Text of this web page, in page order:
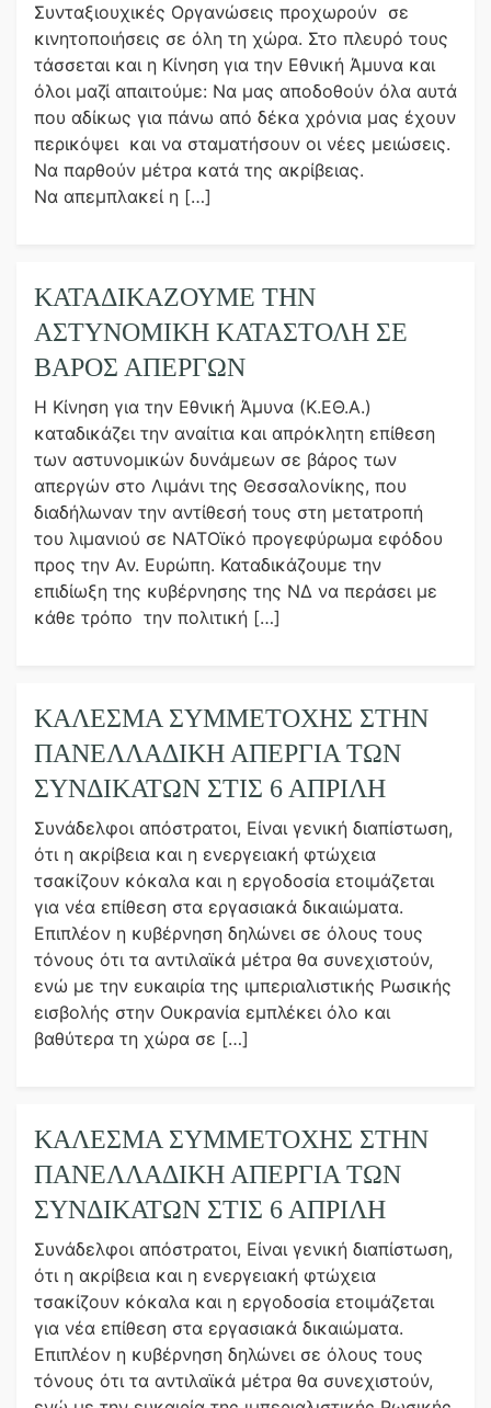
Συνταξιουχικές Οργανώσεις προχωρούν σε
κινητοποιήσεις σε όλη τη χώρα. Στο πλευρό τους
τάσσεται και η Κίνηση για την Εθνική Άμυνα και
όλοι μαζί απαιτούμε: Να μας αποδοθούν όλα αυτά
που αδίκως για πάνω από δέκα χρόνια μας έχουν
περικόψει και να σταματήσουν οι νέες μειώσεις.
Να παρθούν μέτρα κατά της ακρίβειας.
Να απεμπλακεί η […]
ΚΑΤΑΔΙΚΑΖΟΥΜΕ ΤΗΝ
ΑΣΤΥΝΟΜΙΚΗ ΚΑΤΑΣΤΟΛΗ ΣΕ
ΒΑΡΟΣ ΑΠΕΡΓΩΝ
Η Κίνηση για την Εθνική Άμυνα (Κ.ΕΘ.Α.)
καταδικάζει την αναίτια και απρόκλητη επίθεση
των αστυνομικών δυνάμεων σε βάρος των
απεργών στο Λιμάνι της Θεσσαλονίκης, που
διαδήλωναν την αντίθεσή τους στη μετατροπή
του λιμανιού σε ΝΑΤΟϊκό προγεφύρωμα εφόδου
προς την Αν. Ευρώπη. Καταδικάζουμε την
επιδίωξη της κυβέρνησης της ΝΔ να περάσει με
κάθε τρόπο την πολιτική […]
ΚΑΛΕΣΜΑ ΣΥΜΜΕΤΟΧΗΣ ΣΤΗΝ
ΠΑΝΕΛΛΑΔΙΚΗ ΑΠΕΡΓΙΑ ΤΩΝ
ΣΥΝΔΙΚΑΤΩΝ ΣΤΙΣ 6 ΑΠΡΙΛΗ
Συνάδελφοι απόστρατοι, Είναι γενική διαπίστωση,
ότι η ακρίβεια και η ενεργειακή φτώχεια
τσακίζουν κόκαλα και η εργοδοσία ετοιμάζεται
για νέα επίθεση στα εργασιακά δικαιώματα.
Επιπλέον η κυβέρνηση δηλώνει σε όλους τους
τόνους ότι τα αντιλαϊκά μέτρα θα συνεχιστούν,
ενώ με την ευκαιρία της ιμπεριαλιστικής Ρωσικής
εισβολής στην Ουκρανία εμπλέκει όλο και
βαθύτερα τη χώρα σε […]
ΚΑΛΕΣΜΑ ΣΥΜΜΕΤΟΧΗΣ ΣΤΗΝ
ΠΑΝΕΛΛΑΔΙΚΗ ΑΠΕΡΓΙΑ ΤΩΝ
ΣΥΝΔΙΚΑΤΩΝ ΣΤΙΣ 6 ΑΠΡΙΛΗ
Συνάδελφοι απόστρατοι, Είναι γενική διαπίστωση,
ότι η ακρίβεια και η ενεργειακή φτώχεια
τσακίζουν κόκαλα και η εργοδοσία ετοιμάζεται
για νέα επίθεση στα εργασιακά δικαιώματα.
Επιπλέον η κυβέρνηση δηλώνει σε όλους τους
τόνους ότι τα αντιλαϊκά μέτρα θα συνεχιστούν,